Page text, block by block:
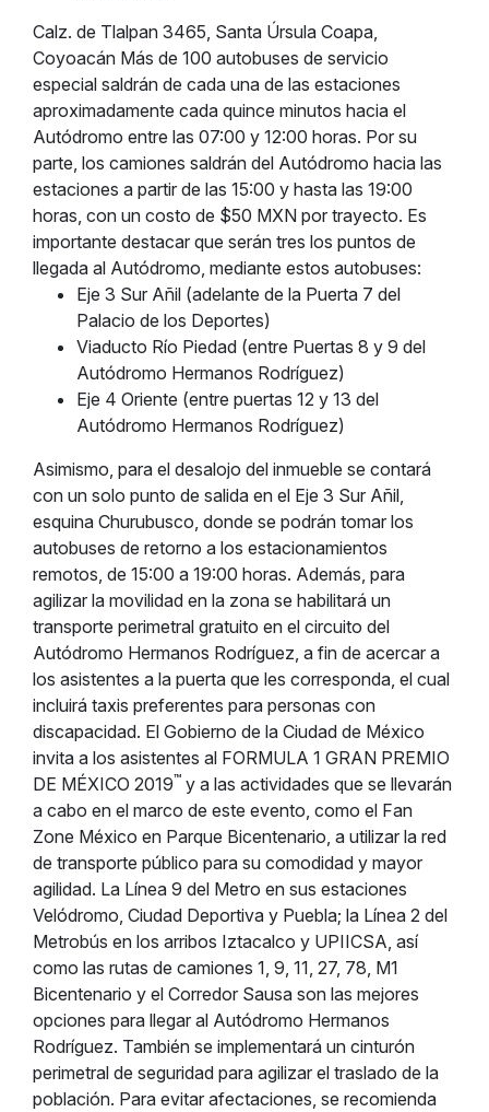
Calz. de Tlalpan 3465, Santa Úrsula Coapa,
Coyoacán Más de 100 autobuses de servicio
especial saldrán de cada una de las estaciones
aproximadamente cada quince minutos hacia el
Autódromo entre las 07:00 y 12:00 horas. Por su
parte, los camiones saldrán del Autódromo hacia las
estaciones a partir de las 15:00 y hasta las 19:00
horas, con un costo de $50 MXN por trayecto. Es
importante destacar que serán tres los puntos de
llegada al Autódromo, mediante estos autobuses:
Eje 3 Sur Añil (adelante de la Puerta 7 del
Palacio de los Deportes)
Viaducto Río Piedad (entre Puertas 8 y 9 del
Autódromo Hermanos Rodríguez)
Eje 4 Oriente (entre puertas 12 y 13 del
Autódromo Hermanos Rodríguez)
Asimismo, para el desalojo del inmueble se contará
con un solo punto de salida en el Eje 3 Sur Añil,
esquina Churubusco, donde se podrán tomar los
autobuses de retorno a los estacionamientos
remotos, de 15:00 a 19:00 horas. Además, para
agilizar la movilidad en la zona se habilitará un
transporte perimetral gratuito en el circuito del
Autódromo Hermanos Rodríguez, a fin de acercar a
los asistentes a la puerta que les corresponda, el cual
incluirá taxis preferentes para personas con
discapacidad. El Gobierno de la Ciudad de México
invita a los asistentes al FORMULA 1 GRAN PREMIO
DE MÉXICO 2019™ y a las actividades que se llevarán
a cabo en el marco de este evento, como el Fan
Zone México en Parque Bicentenario, a utilizar la red
de transporte público para su comodidad y mayor
agilidad. La Línea 9 del Metro en sus estaciones
Velódromo, Ciudad Deportiva y Puebla; la Línea 2 del
Metrobús en los arribos Iztacalco y UPIICSA, así
como las rutas de camiones 1, 9, 11, 27, 78, M1
Bicentenario y el Corredor Sausa son las mejores
opciones para llegar al Autódromo Hermanos
Rodríguez. También se implementará un cinturón
perimetral de seguridad para agilizar el traslado de la
población. Para evitar afectaciones, se recomienda